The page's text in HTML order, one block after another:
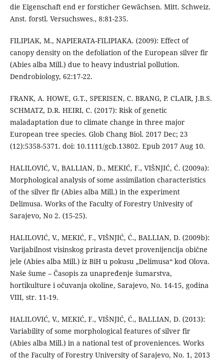
die Eigenschaft end er forsticher Gewächsen. Mitt. Schweiz.
Anst. forstl. Versuchswes., 8:81-235.
FILIPIAK, M., NAPIERATA-FILIPIAKA. (2009): Effect of
canopy density on the defoliation of the European silver fir
(Abies alba Mill.) due to heavy industrial pollution.
Dendrobiology, 62:17-22.
FRANK, A. HOWE, G.T., SPERISEN, C. BRANG, P. CLAIR, J.B.S.
SCHMATZ, D.R. HEIRI, C. (2017): Risk of genetic
maladaptation due to climate change in three major
European tree species. Glob Chang Biol. 2017 Dec; 23
(12):5358-5371. doi: 10.1111/gcb.13802. Epub 2017 Aug 10.
HALILOVIĆ, V., BALLIAN, D., MEKIĆ, F., VIŠNJIĆ, Ć. (2009a):
Morphological analysis of some assimilation characteristics
of the silver fir (Abies alba Mill.) in the experiment
Delimusa. Works of the Faculty of Forestry Univesity of
Sarajevo, No 2. (15-25).
HALILOVIĆ, V., MEKIĆ, F., VIŠNJIĆ, Ć., BALLIAN, D. (2009b):
Varijabilnost visinskog prirasta devet provenijencija obične
jele (Abies alba Mill.) iz BiH u pokusu „Delimusa“ kod Olova.
Naše šume – Časopis za unapređenje šumarstva,
hortikulture i očuvanja okoline, Sarajevo, No. 14-15, godina
VIII, str. 11-19.
HALILOVIĆ, V., MEKIĆ, F., VIŠNJIĆ, Ć., BALLIAN, D. (2013):
Variability of some morphological features of silver fir
(Abies alba Mill.) in a national test of proveniences. Works
of the Faculty of Forestry University of Sarajevo, No. 1, 2013